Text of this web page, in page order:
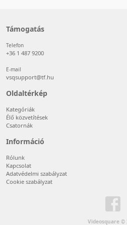
Támogatás
Telefon
+36 1 487 9200
E-mail
vsqsupport@tf.hu
Oldaltérkép
Kategóriák
Élő közvetítések
Csatornák
Információ
Rólunk
Kapcsolat
Adatvédelmi szabályzat
Cookie szabályzat
Videosquare ©